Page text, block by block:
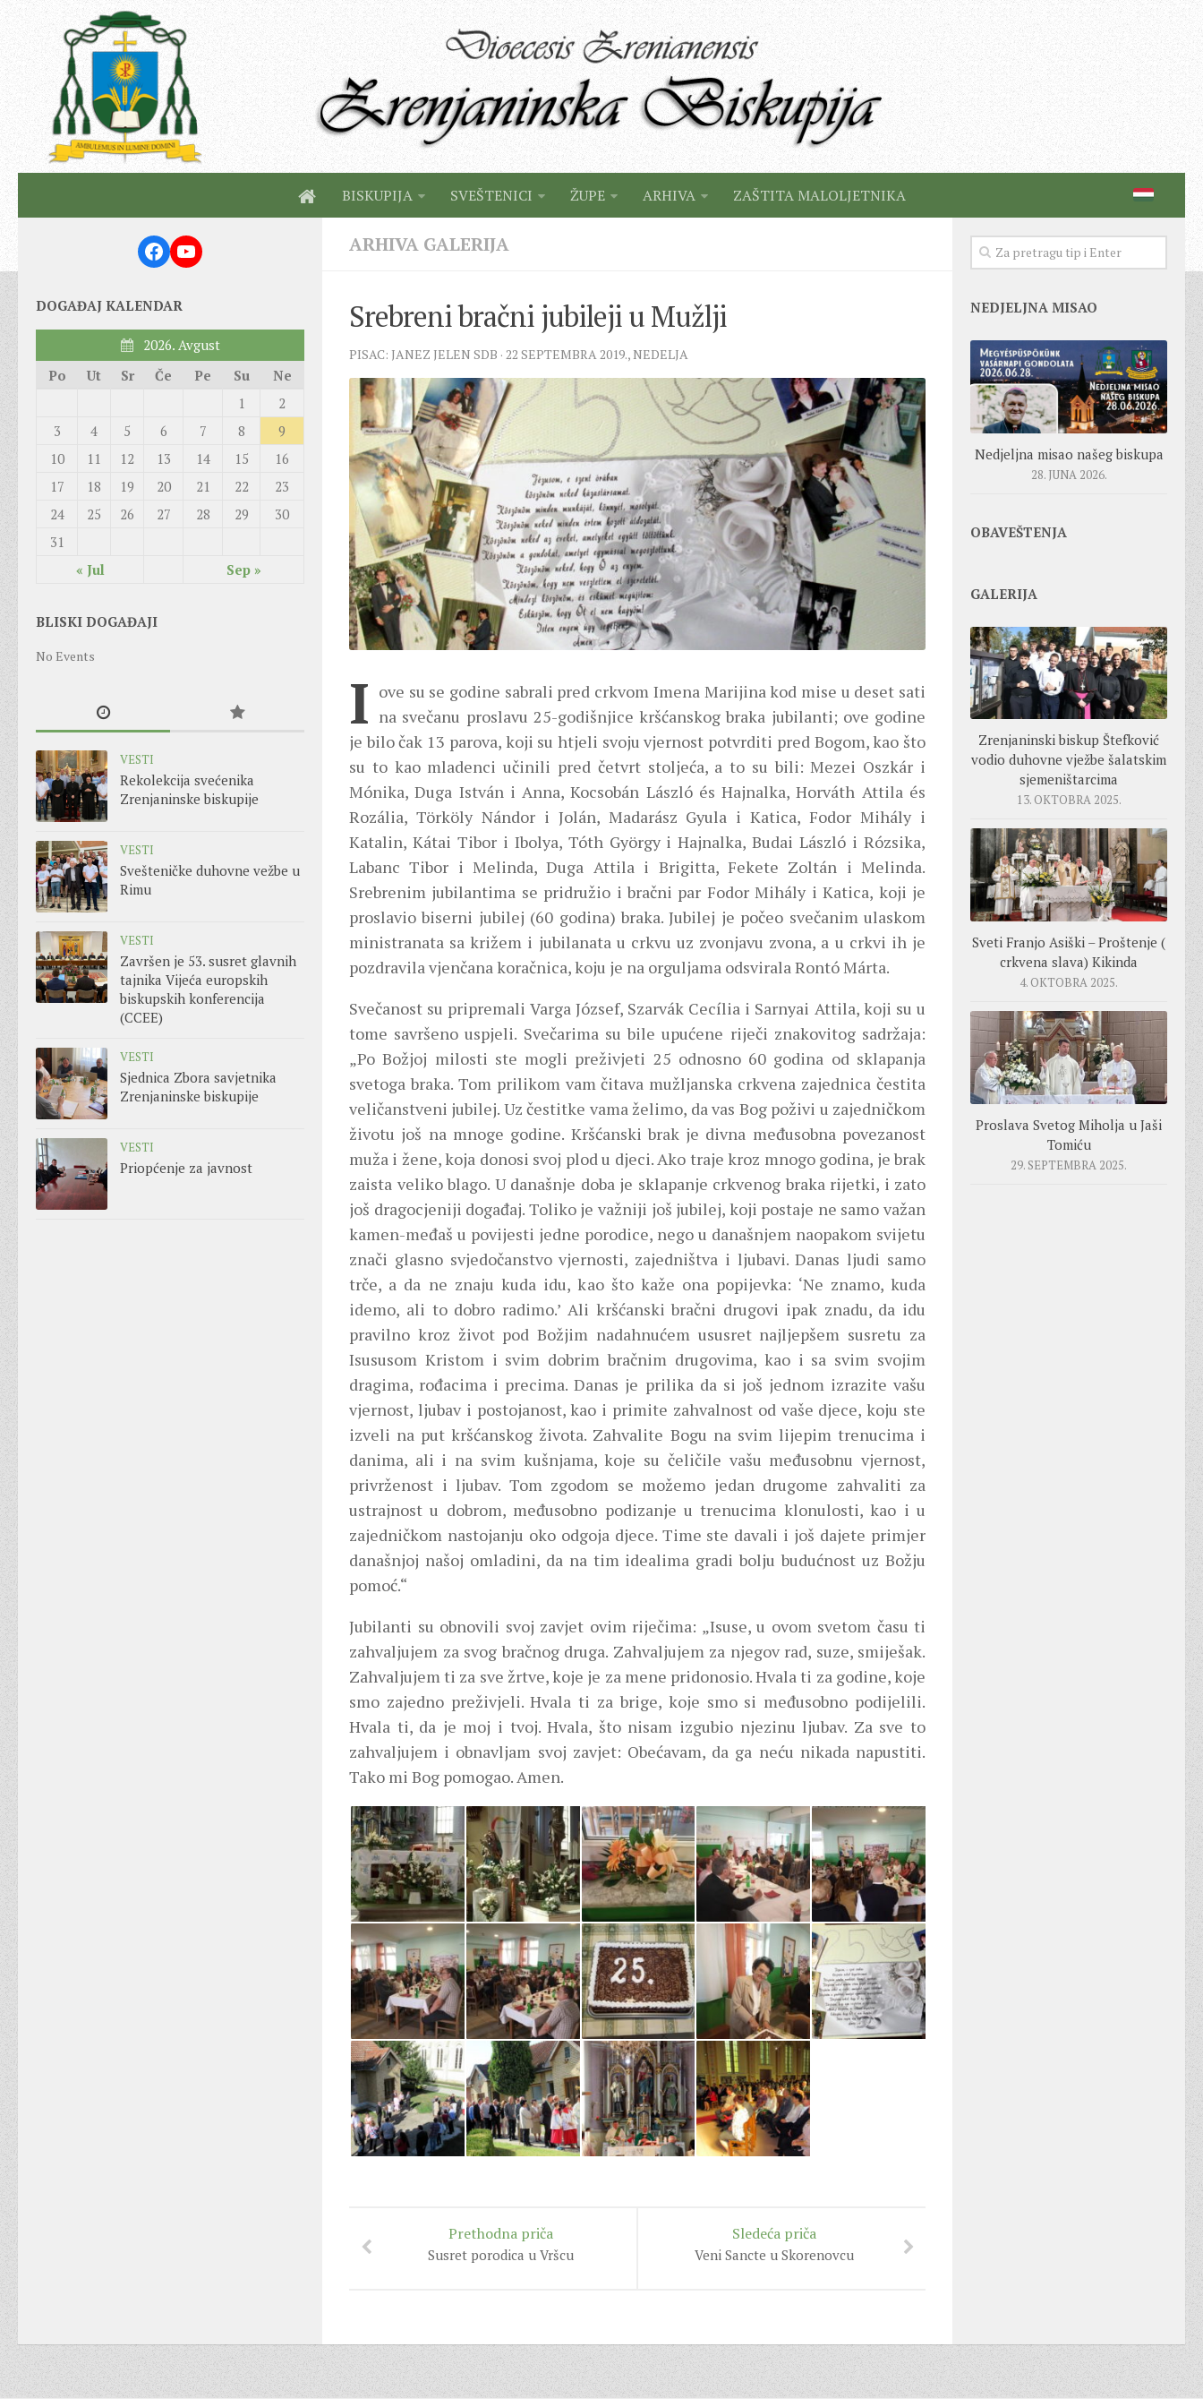
BISKUPIJA SVEŠTENICI ŽUPE ARHIVA ZAŠTITA MALOLJETNIKA
ARHIVA GALERIJA
Srebreni bračni jubileji u Mužlji
PISAC: JANEZ JELEN SDB · 22 SEPTEMBRA 2019., NEDELJA
I ove su se godine sabrali pred crkvom Imena Marijina kod mise u deset sati
na svečanu proslavu 25-godišnjice kršćanskog braka jubilanti; ove godine
je bilo čak 13 parova, koji su htjeli svoju vjernost potvrditi pred Bogom, kao što
su to kao mladenci učinili pred četvrt stoljeća, a to su bili: Mezei Oszkár i
Mónika, Duga István i Anna, Kocsobán László és Hajnalka, Horváth Attila és
Rozália, Törköly Nándor i Jolán, Madarász Gyula i Katica, Fodor Mihály i
Katalin, Kátai Tibor i Ibolya, Tóth György i Hajnalka, Budai László i Rózsika,
Labanc Tibor i Melinda, Duga Attila i Brigitta, Fekete Zoltán i Melinda.
Srebrenim jubilantima se pridružio i bračni par Fodor Mihály i Katica, koji je
proslavio biserni jubilej (60 godina) braka. Jubilej je počeo svečanim ulaskom
ministranata sa križem i jubilanata u crkvu uz zvonjavu zvona, a u crkvi ih je
pozdravila vjenčana koračnica, koju je na orguljama odsvirala Rontó Márta.
Svečanost su pripremali Varga József, Szarvák Cecília i Sarnyai Attila, koji su u
tome savršeno uspjeli. Svečarima su bile upućene riječi znakovitog sadržaja:
„Po Božjoj milosti ste mogli preživjeti 25 odnosno 60 godina od sklapanja
svetoga braka. Tom prilikom vam čitava mužljanska crkvena zajednica čestita
veličanstveni jubilej. Uz čestitke vama želimo, da vas Bog poživi u zajedničkom
životu još na mnoge godine. Kršćanski brak je divna međusobna povezanost
muža i žene, koja donosi svoj plod u djeci. Ako traje kroz mnogo godina, je brak
zaista veliko blago. U današnje doba je sklapanje crkvenog braka rijetki, i zato
još dragocjeniji događaj. Toliko je važniji još jubilej, koji postaje ne samo važan
kamen-međaš u povijesti jedne porodice, nego u današnjem naopakom svijetu
znači glasno svjedočanstvo vjernosti, zajedništva i ljubavi. Danas ljudi samo
trče, a da ne znaju kuda idu, kao što kaže ona popijevka: ‘Ne znamo, kuda
idemo, ali to dobro radimo.’ Ali kršćanski bračni drugovi ipak znadu, da idu
pravilno kroz život pod Božjim nadahnućem ususret najljepšem susretu za
Isususom Kristom i svim dobrim bračnim drugovima, kao i sa svim svojim
dragima, rođacima i precima. Danas je prilika da si još jednom izrazite vašu
vjernost, ljubav i postojanost, kao i primite zahvalnost od vaše djece, koju ste
izveli na put kršćanskog života. Zahvalite Bogu na svim lijepim trenucima i
danima, ali i na svim kušnjama, koje su čeličile vašu međusobnu vjernost,
privrženost i ljubav. Tom zgodom se možemo jedan drugome zahvaliti za
ustrajnost u dobrom, međusobno podizanje u trenucima klonulosti, kao i u
zajedničkom nastojanju oko odgoja djece. Time ste davali i još dajete primjer
današnjoj našoj omladini, da na tim idealima gradi bolju budućnost uz Božju
pomoć.“
Jubilanti su obnovili svoj zavjet ovim riječima: „Isuse, u ovom svetom času ti
zahvaljujem za svog bračnog druga. Zahvaljujem za njegov rad, suze, smiješak.
Zahvaljujem ti za sve žrtve, koje je za mene pridonosio. Hvala ti za godine, koje
smo zajedno preživjeli. Hvala ti za brige, koje smo si međusobno podijelili.
Hvala ti, da je moj i tvoj. Hvala, što nisam izgubio njezinu ljubav. Za sve to
zahvaljujem i obnavljam svoj zavjet: Obećavam, da ga neću nikada napustiti.
Tako mi Bog pomogao. Amen.
Sledeća priča
Veni Sancte u Skorenovcu
Prethodna priča
Susret porodica u Vršcu
Facebook
YouTube
DOGAĐAJ KALENDAR
2026. Avgust
Po
Ut Sr Če Pe Su Ne
« Jul Sep »
1
2
3
4 5 6 7 8
9
10
11 12 13 14 15
16
17
18 19 20 21 22
23
24
25 26 27 28 29
30
31
BLISKI DOGAĐAJI
No Events
VESTI
Rekolekcija svećenika
Zrenjaninske biskupije
VESTI
Svešteničke duhovne vežbe u
Rimu
VESTI
Završen je 53. susret glavnih
tajnika Vijeća europskih
biskupskih konferencija
(CCEE)
VESTI
Sjednica Zbora savjetnika
Zrenjaninske biskupije
VESTI
Priopćenje za javnost
NEDJELJNA MISAO
Nedjeljna misao našeg biskupa
28. JUNA 2026.
OBAVEŠTENJA
GALERIJA
Zrenjaninski biskup Štefković
vodio duhovne vježbe šalatskim
sjemeništarcima
13. OKTOBRA 2025.
Sveti Franjo Asiški – Proštenje (
crkvena slava) Kikinda
4. OKTOBRA 2025.
Proslava Svetog Miholja u Jaši
Tomiću
29. SEPTEMBRA 2025.